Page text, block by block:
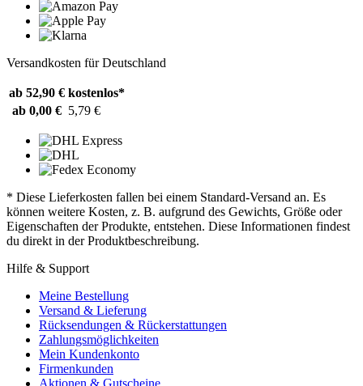
Versandkosten für Deutschland
ab 52,90 € kostenlos*
ab 0,00 € 5,79 €
* Diese Lieferkosten fallen bei einem Standard-Versand an. Es
können weitere Kosten, z. B. aufgrund des Gewichts, Größe oder
Eigenschaften der Produkte, entstehen. Diese Informationen findest
du direkt in der Produktbeschreibung.
Hilfe & Support
Meine Bestellung
Versand & Lieferung
Rücksendungen & Rückerstattungen
Zahlungsmöglichkeiten
Mein Kundenkonto
Firmenkunden